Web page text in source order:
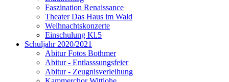
Faszination Renaissance
Theater Das Haus im Wald
Weihnachtskonzerte
Einschulung Kl.5
Schuljahr 2020/2021
Abitur Fotos Bothmer
Abitur - Entlasssungsfeier
Abitur - Zeugnisverleihung